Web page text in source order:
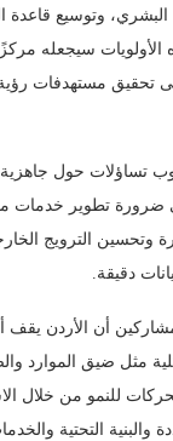
وتوسيع قاعدة
سيجعله مركزًا
تحقيق مستهدفات
تساؤلات حول جاهزية
ضرورة تطوير خدمات ما
وتحسين الترويج
دقيقة.
أن الأردن يقف
مثل ضيق الموارد
للنمو من خلال
والبنية التحتية